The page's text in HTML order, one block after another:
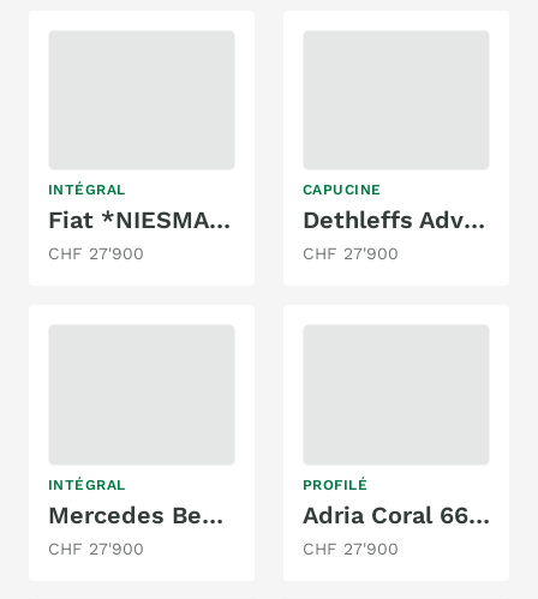
INTÉGRAL
Fiat *NIESMANN+BISCHOFF ARTO 59G*TOP ANGEBOT*
CHF 27'900
CAPUCINE
Dethleffs Advantage A5881 HG
CHF 27'900
INTÉGRAL
Mercedes Benz Adria 316 CDI
CHF 27'900
PROFILÉ
Adria Coral 660SL -Längsbetten -Garage
CHF 27'900